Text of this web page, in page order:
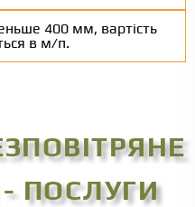
400 мм, вартість
в м/п.
ПОСЛУГИ